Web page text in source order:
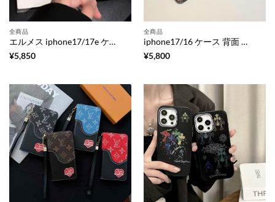
全商品
エルメス iphone17/17e ケース iphone17air/17pro ケース レザー ブランド iphone16e/16/16pro ケース カード 収納 ハイ ブランド iphone15/14/13 ケース チャーム 付き
¥5,850
全商品
iphone17/16 ケース 背面 収納 ブランド iphone17pro/17promax ケース gucci 風 マグネット カード ケース スーパー コピー ルイ ヴィトン 風 スマホケース カード ケース 付き iphone16pro/15/14 ケース
¥5,800